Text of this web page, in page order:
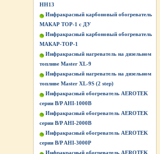
HH13
Инфракрасный карбоновый обогреватель
МАКАР ТОР-1 с ДУ
Инфракрасный карбоновый обогреватель
МАКАР-ТОР-1
Инфракрасный нагреватель на дизельном
топливе Master XL-9
Инфракрасный нагреватель на дизельном
топливе Master XL-9S (2 step)
Инфракрасный обогреватель AEROTEK
серии B/P AHI-1000B
Инфракрасный обогреватель AEROTEK
серии B/P AHI-2000B
Инфракрасный обогреватель AEROTEK
серии B/P AHI-3000P
Инфракрасный обогреватель AEROTEK